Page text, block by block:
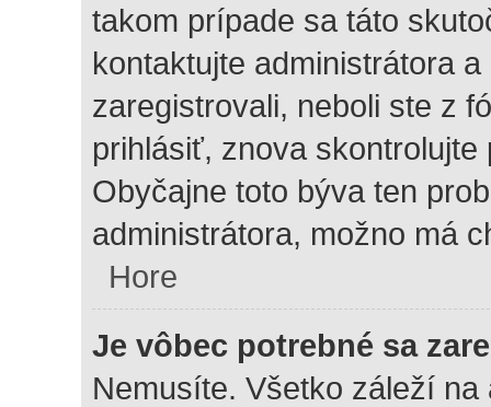
takom prípade sa táto
kontaktujte administrátora
zaregistrovali, neboli ste z
prihlásiť, znova
Obyčajne toto býva ten
administrátora, možno má
Hore
Je vôbec potrebné sa
Nemusíte. Všetko záleží